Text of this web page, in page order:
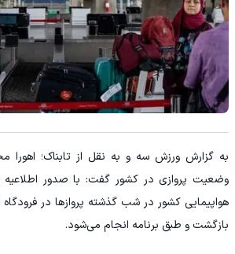
به گزارش ورزش سه و به نقل از تابناک؛
وضعیت پروازی در کشور گفت: با صدور اطلاعیه
هواپیمایی کشور در شب گذشته پرواز‌ها در
بازگشت و طبق برنامه انجام می‌شود.